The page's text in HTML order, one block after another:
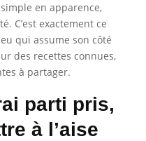
en apparence,
C’est exactement ce
qui assume son côté
des recettes connues,
à partager.
parti pris,
à l’aise